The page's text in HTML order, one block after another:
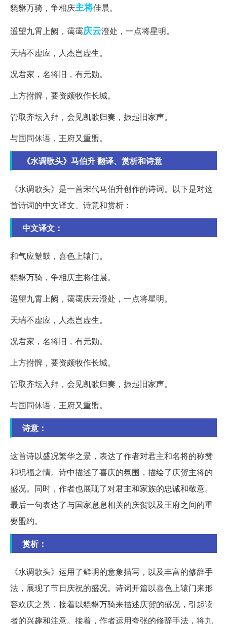
貔貅万骑，争相庆主将佳晨。
遥望九霄上阙，霭霭庆云澄处，一点将星明。
天瑞不虚应，人杰岂虚生。
况君家，名将旧，有元勋。
上方拊髀，要资颇牧作长城。
管取齐坛入拜，会见凯歌归奏，振起旧家声。
与国同休语，王府又重盟。
《水调歌头》马伯升 翻译、赏析和诗意
《水调歌头》是一首宋代马伯升创作的诗词。以下是对这
首诗词的中文译文、诗意和赏析：
中文译文：
和气应鼙鼓，喜色上辕门。
貔貅万骑，争相庆主将佳晨。
遥望九霄上阙，霭霭庆云澄处，一点将星明。
天瑞不虚应，人杰岂虚生。
况君家，名将旧，有元勋。
上方拊髀，要资颇牧作长城。
管取齐坛入拜，会见凯歌归奏，振起旧家声。
与国同休语，王府又重盟。
诗意：
这首诗以盛况繁华之景，表达了作者对君主和名将的称赞
和祝福之情。诗中描述了喜庆的氛围，描绘了庆贺主将的
盛况。同时，作者也展现了对君主和家族的忠诚和敬意。
最后一句表达了与国家息息相关的庆贺以及王府之间的重
要盟约。
赏析：
《水调歌头》运用了鲜明的意象描写，以及丰富的修辞手
法，展现了节日庆祝的盛况。诗词开篇以喜色上辕门来形
容欢庆之景，接着以貔貅万骑来描述庆贺的盛况，引起读
者的兴趣和注意。接着，作者运用夸张的修辞手法，将九